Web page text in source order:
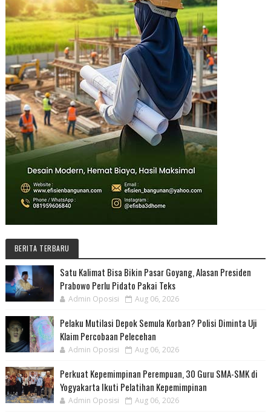
BERITA TERBARU
Satu Kalimat Bisa Bikin Pasar Goyang, Alasan Presiden
Prabowo Perlu Pidato Pakai Teks
Admin Oposisi Aug 06, 2026
Pelaku Mutilasi Depok Semula Korban? Polisi Diminta Uji
Klaim Percobaan Pelecehan
Admin Oposisi Aug 06, 2026
Perkuat Kepemimpinan Perempuan, 30 Guru SMA-SMK di
Yogyakarta Ikuti Pelatihan Kepemimpinan
Admin Oposisi Aug 06, 2026